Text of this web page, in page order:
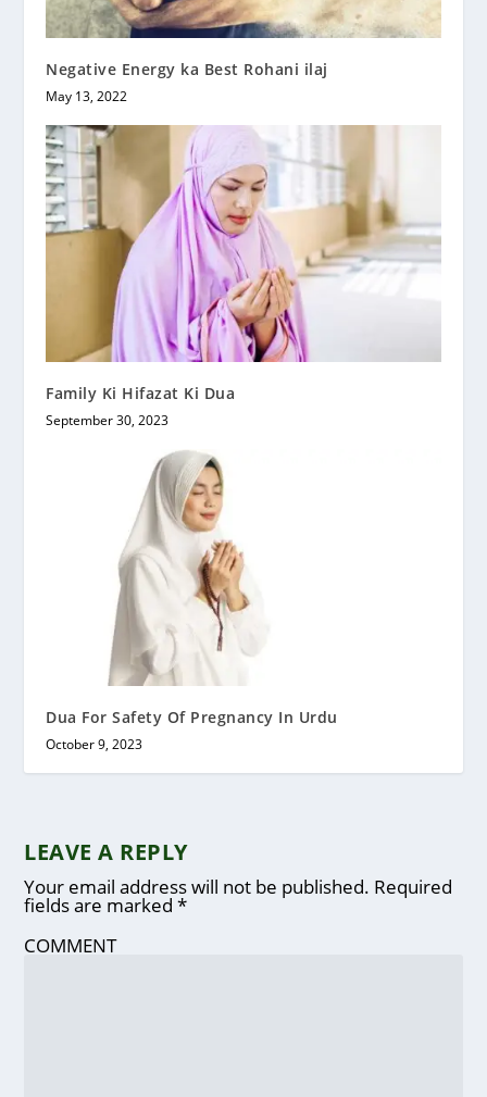
Negative Energy ka Best Rohani ilaj
May 13, 2022
Family Ki Hifazat Ki Dua
September 30, 2023
Dua For Safety Of Pregnancy In Urdu
October 9, 2023
LEAVE A REPLY
Your email address will not be published. Required
fields are marked*
COMMENT